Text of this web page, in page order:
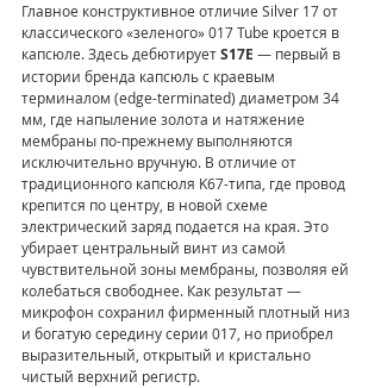
Главное конструктивное отличие Silver 17 от
классического «зеленого» 017 Tube кроется в
капсюле. Здесь дебютирует S17E — первый в
истории бренда капсюль с краевым
терминалом (edge-terminated) диаметром 34
мм, где напыление золота и натяжение
мембраны по-прежнему выполняются
исключительно вручную. В отличие от
традиционного капсюля K67-типа, где провод
крепится по центру, в новой схеме
электрический заряд подается на края. Это
убирает центральный винт из самой
чувствительной зоны мембраны, позволяя ей
колебаться свободнее. Как результат —
микрофон сохранил фирменный плотный низ
и богатую середину серии 017, но приобрел
выразительный, открытый и кристально
чистый верхний регистр.